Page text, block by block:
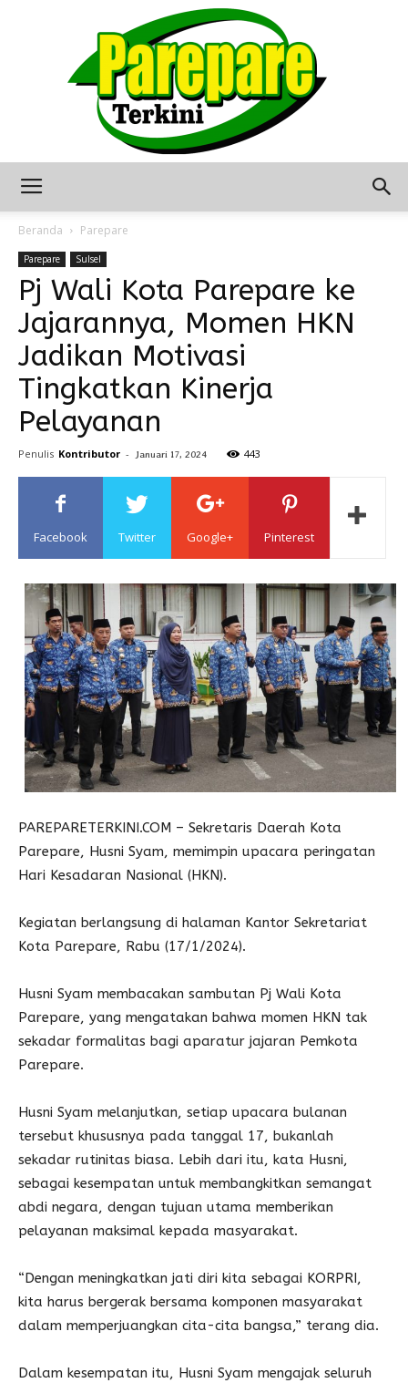
Terkini
Seputar
Sulawesi
Beranda Parepare
Parepare Sulsel
Pj Wali Kota Parepare ke
Jajarannya, Momen HKN
Jadikan Motivasi
Tingkatkan Kinerja
Pelayanan
Penulis Kontributor - Januari 17, 2024 443
Facebook Twitter Google+ Pinterest
PAREPARETERKINI.COM – Sekretaris Daerah Kota
Parepare, Husni Syam, memimpin upacara peringatan
Hari Kesadaran Nasional (HKN).
Kegiatan berlangsung di halaman Kantor Sekretariat
Kota Parepare, Rabu (17/1/2024).
Husni Syam membacakan sambutan Pj Wali Kota
Parepare, yang mengatakan bahwa momen HKN tak
sekadar formalitas bagi aparatur jajaran Pemkota
Parepare.
Husni Syam melanjutkan, setiap upacara bulanan
tersebut khususnya pada tanggal 17, bukanlah
sekadar rutinitas biasa. Lebih dari itu, kata Husni,
sebagai kesempatan untuk membangkitkan semangat
abdi negara, dengan tujuan utama memberikan
pelayanan maksimal kepada masyarakat.
“Dengan meningkatkan jati diri kita sebagai KORPRI,
kita harus bergerak bersama komponen masyarakat
dalam memperjuangkan cita-cita bangsa,” terang dia.
Dalam kesempatan itu, Husni Syam mengajak seluruh